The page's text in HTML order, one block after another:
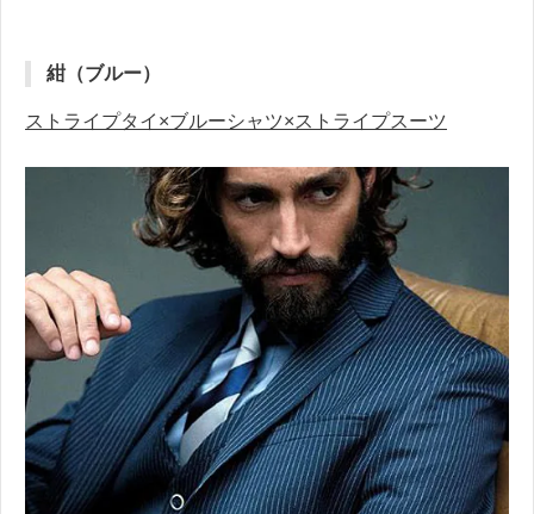
紺（ブルー）
ストライプタイ×ブルーシャツ×ストライプスーツ